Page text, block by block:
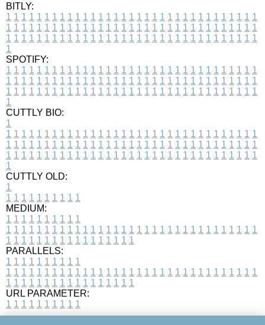
BITLY:
1 1 1 1 1 1 1 1 1 1 1 1 1 1 1 1 1 1 1 1 1 1 1 1 1 1 1 1 1 1 1 1 1
1 1 1 1 1 1 1 1 1 1 1 1 1 1 1 1 1 1 1 1 1 1 1 1 1 1 1 1 1 1 1 1 1
1 1 1 1 1 1 1 1 1 1 1 1 1 1 1 1 1 1 1 1 1 1 1 1 1 1 1 1 1 1 1 1 1
1
SPOTIFY:
1 1 1 1 1 1 1 1 1 1 1 1 1 1 1 1 1 1 1 1 1 1 1 1 1 1 1 1 1 1 1 1 1
1 1 1 1 1 1 1 1 1 1 1 1 1 1 1 1 1 1 1 1 1 1 1 1 1 1 1 1 1 1 1 1 1
1 1 1 1 1 1 1 1 1 1 1 1 1 1 1 1 1 1 1 1 1 1 1 1 1 1 1 1 1 1 1 1 1
1
CUTTLY BIO:
1
1 1 1 1 1 1 1 1 1 1 1 1 1 1 1 1 1 1 1 1 1 1 1 1 1 1 1 1 1 1 1 1 1
1 1 1 1 1 1 1 1 1 1 1 1 1 1 1 1 1 1 1 1 1 1 1 1 1 1 1 1 1 1 1 1 1
1 1 1 1 1 1 1 1 1 1 1 1 1 1 1 1 1 1 1 1 1 1 1 1 1 1 1 1 1 1 1 1 1
1
CUTTLY OLD:
1
1 1 1 1 1 1 1 1 1 1
MEDIUM:
1 1 1 1 1 1 1 1 1 1
1 1 1 1 1 1 1 1 1 1 1 1 1 1 1 1 1 1 1 1 1 1 1 1 1 1 1 1 1 1 1 1 1
1 1 1 1 1 1 1 1 1 1 1 1 1 1 1 1 1
PARALLELS:
1 1 1 1 1 1 1 1 1 1
1 1 1 1 1 1 1 1 1 1 1 1 1 1 1 1 1 1 1 1 1 1 1 1 1 1 1 1 1 1 1 1 1
1 1 1 1 1 1 1 1 1 1 1 1 1 1 1 1 1
URL PARAMETER:
1 1 1 1 1 1 1 1 1 1